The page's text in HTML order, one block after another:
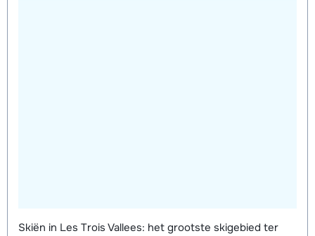
Skiën in Les Trois Vallees: het grootste skigebied ter